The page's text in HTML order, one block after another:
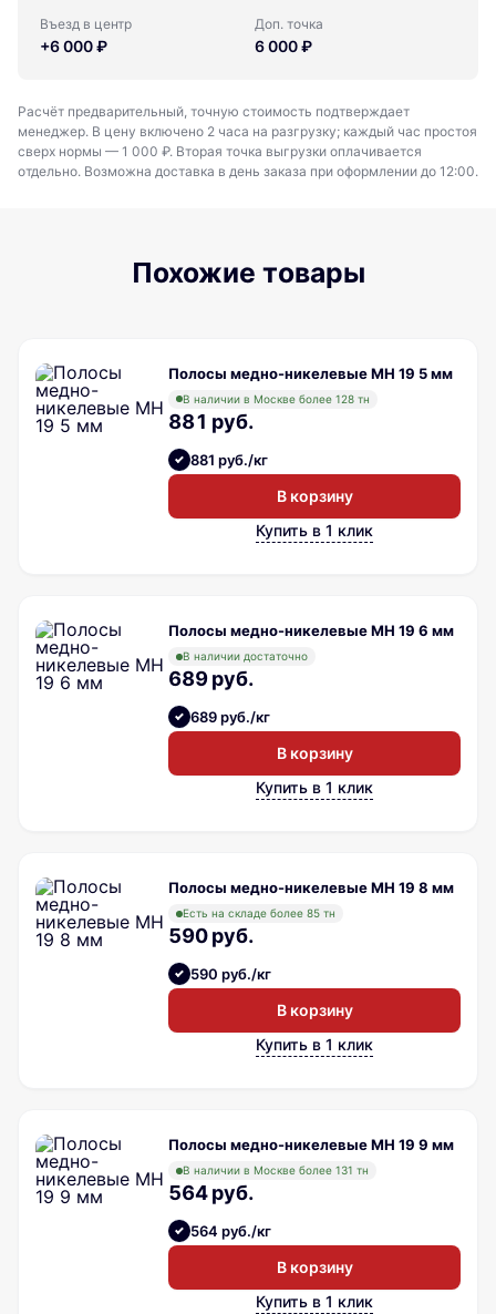
Въезд в центр
+6 000 ₽
Доп. точка
6 000 ₽
Расчёт предварительный, точную стоимость подтверждает
менеджер. В цену включено 2 часа на разгрузку; каждый час простоя
сверх нормы — 1 000 ₽. Вторая точка выгрузки оплачивается
отдельно. Возможна доставка в день заказа при оформлении до 12:00.
Похожие товары
Полосы медно-никелевые МН 19 5 мм
В наличии в Москве более 128 тн
881 руб.
881 руб./кг
В корзину
Купить в 1 клик
Полосы медно-никелевые МН 19 6 мм
В наличии достаточно
689 руб.
689 руб./кг
В корзину
Купить в 1 клик
Полосы медно-никелевые МН 19 8 мм
Есть на складе более 85 тн
590 руб.
590 руб./кг
В корзину
Купить в 1 клик
Полосы медно-никелевые МН 19 9 мм
В наличии в Москве более 131 тн
564 руб.
564 руб./кг
В корзину
Купить в 1 клик